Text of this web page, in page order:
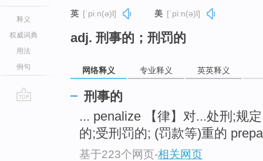
释义
权威词典
用法
例句
英 [ˈpiːn(ə)l] 美 [ˈpiːn(ə)l]
adj. 刑事的；刑罚的
网络释义 专业释义 英英释义
刑事的
... penalize 【律】对...处刑;规
的;受刑罚的; (罚款等)重的
基于223个网页-相关网页